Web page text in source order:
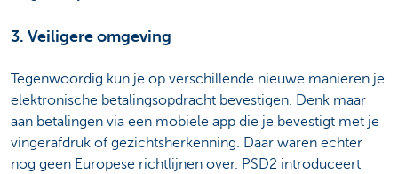
3. Veiligere omgeving
Tegenwoordig kun je op verschillende nieuwe manieren je
elektronische betalingsopdracht bevestigen. Denk maar
aan betalingen via een mobiele app die je bevestigt met je
vingerafdruk of gezichtsherkenning. Daar waren echter
nog geen Europese richtlijnen over. PSD2 introduceert